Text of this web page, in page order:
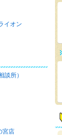
イオン
談所）
宮店